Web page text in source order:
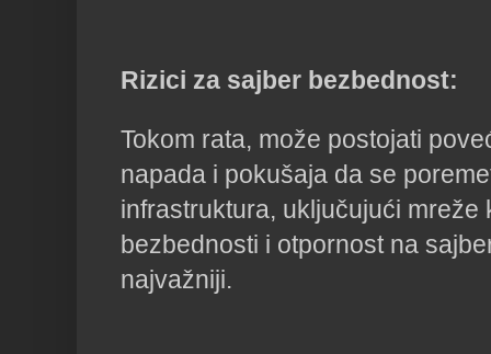
Rizici za sajber bezbednost:
Tokom rata, može postojati
napada i pokušaja da se
infrastruktura, uključujući mreže
bezbednosti i otpornost na
najvažniji.